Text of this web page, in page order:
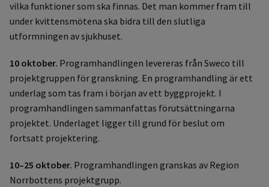
vilka funktioner som ska finnas. Det man kommer fram till
under kvittensmötena ska bidra till den slutliga
utformningen av sjukhuset.
10 oktober. Programhandlingen levereras från Sweco till
projektgruppen för granskning. En programhandling är ett
underlag som tas fram i början av ett byggprojekt. I
programhandlingen sammanfattas förutsättningarna
projektet. Underlaget ligger till grund för beslut om
fortsatt projektering.
10–25 oktober. Programhandlingen granskas av Region
Norrbottens projektgrupp.